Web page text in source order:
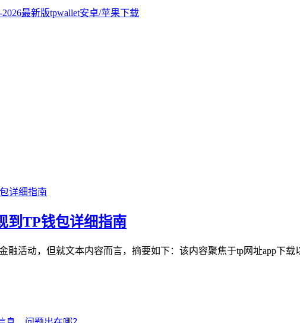
到TP钱包详细指南
融活动，但就文本内容而言，摘要如下：该内容聚焦于tp网址app下